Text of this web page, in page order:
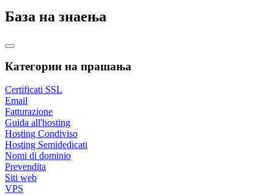
База на знаења
Категории на прашања
Certificati SSL
Email
Fatturazione
Guida all'hosting
Hosting Condiviso
Hosting Semidedicati
Nomi di dominio
Prevendita
Siti web
VPS